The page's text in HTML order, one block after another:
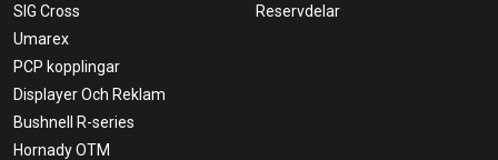
SIG Cross
Umarex
PCP kopplingar
Displayer Och Reklam
Bushnell R-series
Hornady OTM
Reservdelar